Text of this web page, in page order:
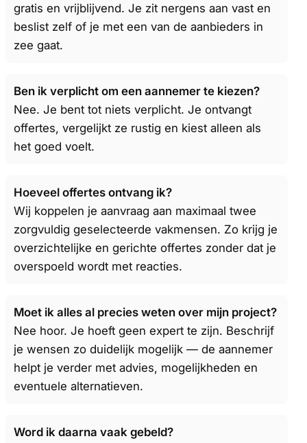
gratis en vrijblijvend. Je zit nergens aan vast en
beslist zelf of je met een van de aanbieders in
zee gaat.
Ben ik verplicht om een aannemer te kiezen?
Nee. Je bent tot niets verplicht. Je ontvangt
offertes, vergelijkt ze rustig en kiest alleen als
het goed voelt.
Hoeveel offertes ontvang ik?
Wij koppelen je aanvraag aan maximaal twee
zorgvuldig geselecteerde vakmensen. Zo krijg je
overzichtelijke en gerichte offertes zonder dat je
overspoeld wordt met reacties.
Moet ik alles al precies weten over mijn project?
Nee hoor. Je hoeft geen expert te zijn. Beschrijf
je wensen zo duidelijk mogelijk — de aannemer
helpt je verder met advies, mogelijkheden en
eventuele alternatieven.
Word ik daarna vaak gebeld?